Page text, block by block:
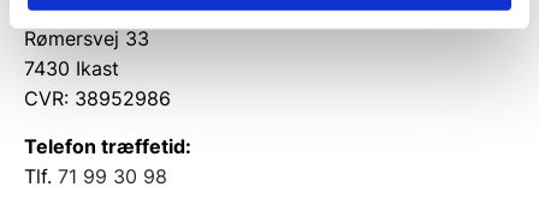
Gastrobutikken ApS
Rømersvej 33
7430 Ikast
CVR: 38952986
Telefon træffetid:
Tlf. 71 99 30 98